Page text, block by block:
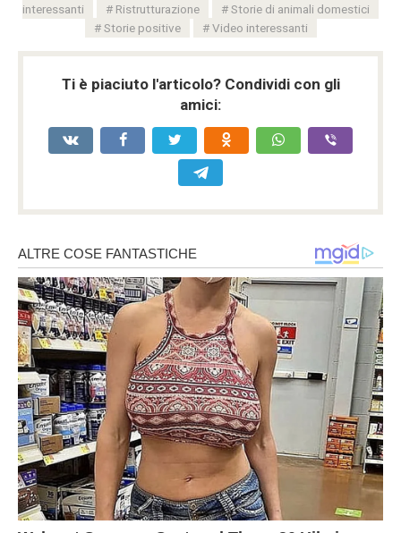
interessanti
Ristrutturazione
Storie di animali domestici
Storie positive
Video interessanti
Ti è piaciuto l'articolo? Condividi con gli
amici: